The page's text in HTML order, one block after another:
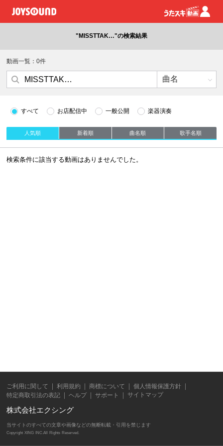
"MISSTTAK…"の検索結果
動画一覧：0件
すべて お店配信中 一般公開 楽器演奏
人気順 新着順 曲名順 歌手名順
検索条件に該当する動画はありませんでした。
ご利用に関して 利用規約 商標について
個人情報保護方針
特定商取引法の表記
ヘルプ サポート サイトマップ
株式会社エクシング
当サイトのすべての文章や画像などの無断転載・引用を禁じます
Copyright XING INC.All Rights Reserved.